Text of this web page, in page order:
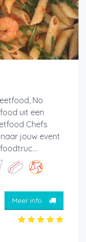
No
uit een
Chefs
jouw event
Meer info